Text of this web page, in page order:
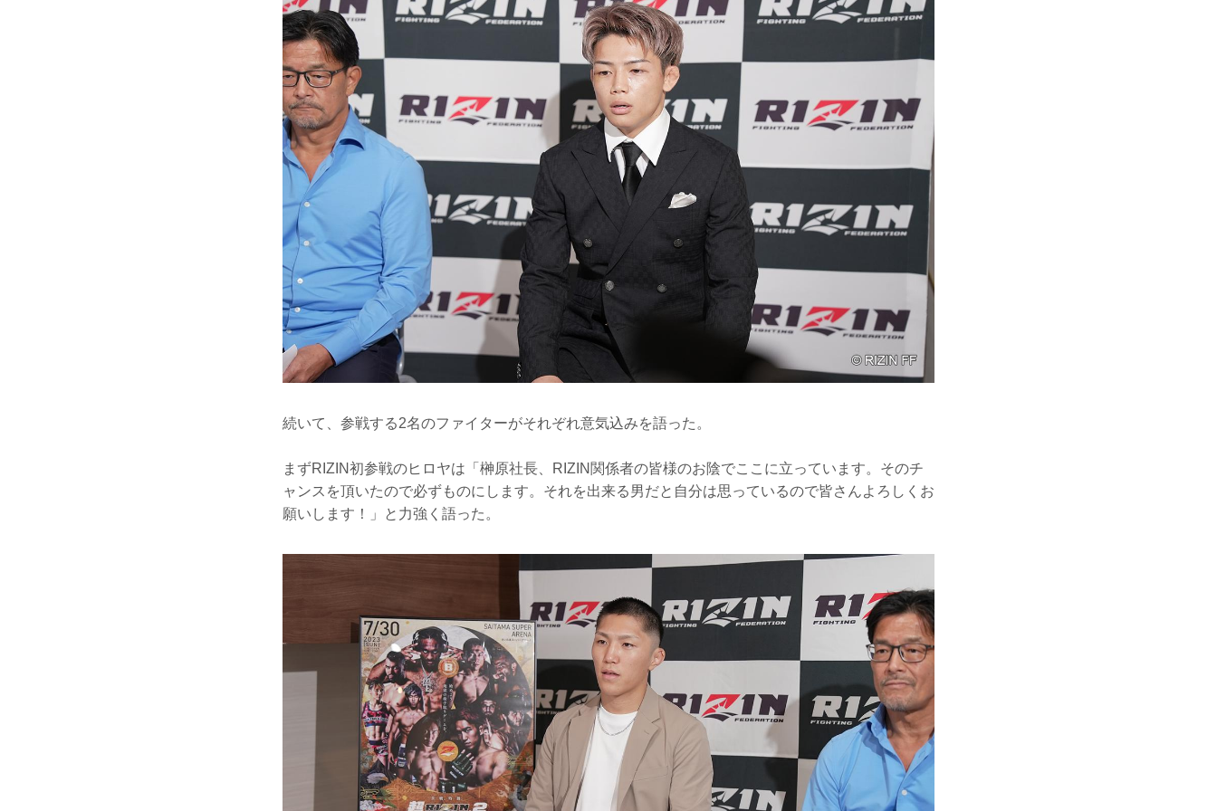
続いて、参戦する2名のファイターがそれぞれ意気込みを語った。
まずRIZIN初参戦のヒロヤは「榊原社長、RIZIN関係者の皆様のお陰でここに立っています。そのチ
ャンスを頂いたので必ずものにします。それを出来る男だと自分は思っているので皆さんよろしくお
願いします！」と力強く語った。